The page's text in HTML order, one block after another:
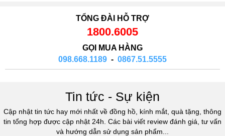
TỔNG ĐÀI HỖ TRỢ
1800.6005
GỌI MUA HÀNG
098.668.1189 - 0867.51.5555
Tin tức - Sự kiện
Cập nhật tin tức hay mới nhất về đồng hồ, kính mắt, quà tặng, thông
tin tổng hợp được cập nhật 24h. Các bài viết review đánh giá, tư vấn
và hướng dẫn sử dụng sản phẩm...